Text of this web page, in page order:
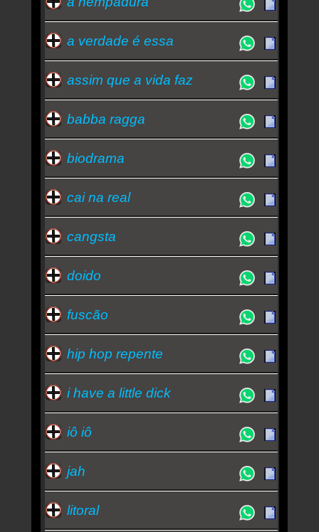
a verdade é essa
assim que a vida faz
babba ragga
biodrama
cai na real
cangsta
doido
fuscão
hip hop repente
i have a little dick
iô iô
jah
litoral